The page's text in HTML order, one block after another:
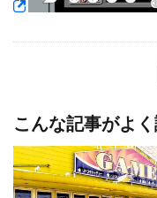
こんな記事がよ